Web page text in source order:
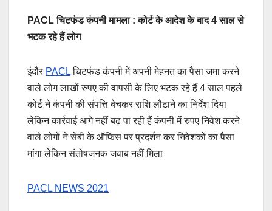
PACL चिटफंड कंपनी मामला : कोर्ट के आदेश के बाद 4 साल से
भटक रहे हैं लोग
इंदौर PACLचिटफंड कंपनी में अपनी मेहनत का पैसा जमा करने
वाले लोग लाखों रुपए की वापसी के लिए भटक रहे हैं 4 साल पहले
कोर्ट ने कंपनी की संपत्ति बेचकर राशि लौटाने का निर्देश दिया
लेकिन कार्रवाई आगे नहीं बढ़ पा रही हैं कंपनी में रुपए निवेश करने
वाले लोगों ने सेबी के ऑफिस पर प्रदर्शन कर निवेशकों का पैसा
मांगा लेकिन संतोषजनक जवाब नहीं मिला
PACL NEWS 2021